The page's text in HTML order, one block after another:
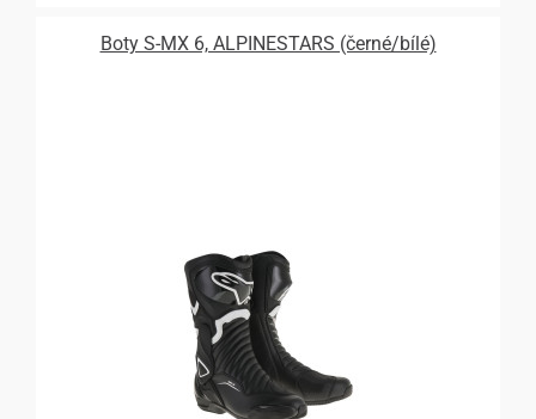
Boty S-MX 6, ALPINESTARS (černé/bílé)